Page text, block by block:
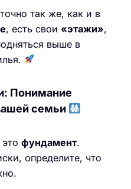
так же, как и в
, есть свои «этажи»,
выше в
Понимание
семьи
фундамент.
определите, что